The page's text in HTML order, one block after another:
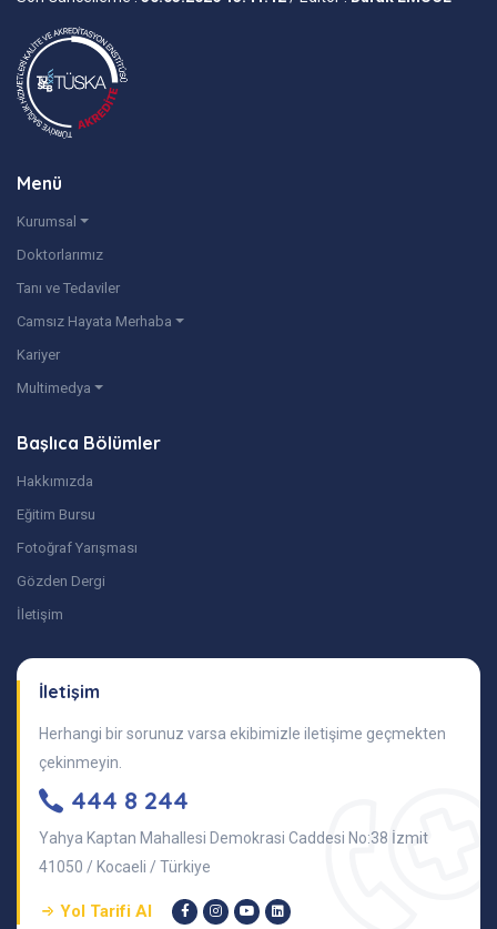
Menü
Kurumsal
Doktorlarımız
Tanı ve Tedaviler
Camsız Hayata Merhaba
Kariyer
Multimedya
Başlıca Bölümler
Hakkımızda
Eğitim Bursu
Fotoğraf Yarışması
Gözden Dergi
İletişim
İletişim
Herhangi bir sorunuz varsa ekibimizle iletişime geçmekten
çekinmeyin.
444 8 244
Yahya Kaptan Mahallesi Demokrasi Caddesi No:38 İzmit
41050 / Kocaeli / Türkiye
Yol Tarifi Al